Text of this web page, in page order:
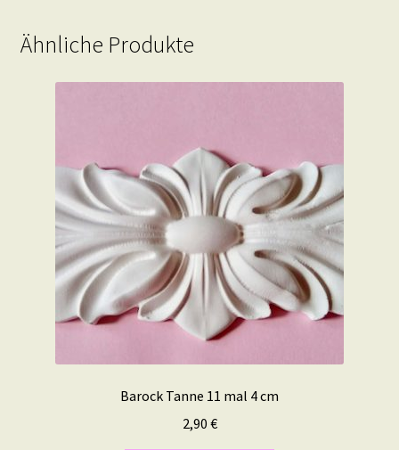
Ähnliche Produkte
Barock Tanne 11 mal 4 cm
2,90 €